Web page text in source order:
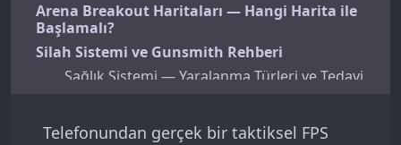
Arena Breakout Haritaları — Hangi Harita ile
Başlamalı?
Silah Sistemi ve Gunsmith Rehberi
Sağlık Sistemi — Yaralanma Türleri ve Tedavi
Arena Breakout Bonds Nedir ve Ne İşe Yarar?
Telefonundan gerçek bir taktiksel FPS